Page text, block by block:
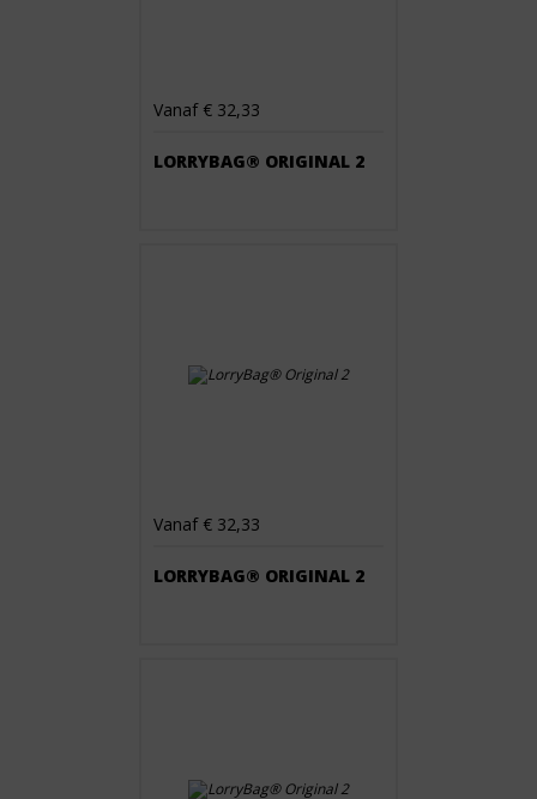
Vanaf € 32,33
LORRYBAG® ORIGINAL 2
Vanaf € 32,33
LORRYBAG® ORIGINAL 2